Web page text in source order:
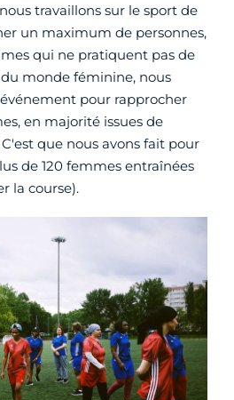
nous travaillons sur le sport de
un maximum de personnes,
qui ne pratiquent pas de
monde féminine, nous
pour rapprocher
en majorité issues de
que nous avons fait pour
de 120 femmes entraînées
la course).